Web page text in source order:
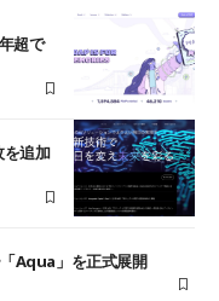
超で
を追加
Aqua」を正式展開